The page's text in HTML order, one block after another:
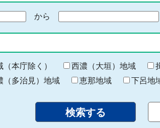
から
終
わ
り
本庁除く） 西濃（大垣）地域
（多治見）地域 恵那地域 下呂地